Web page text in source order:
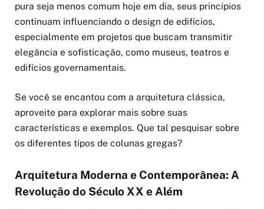
pura seja menos comum hoje em dia, seus princípios
continuam influenciando o design de edifícios,
especialmente em projetos que buscam transmitir
elegância e sofisticação, como museus, teatros e
edifícios governamentais.
Se você se encantou com a arquitetura clássica,
aproveite para explorar mais sobre suas
características e exemplos. Que tal pesquisar sobre
os diferentes tipos de colunas gregas?
Arquitetura Moderna e Contemporânea: A
Revolução do Século XX e Além